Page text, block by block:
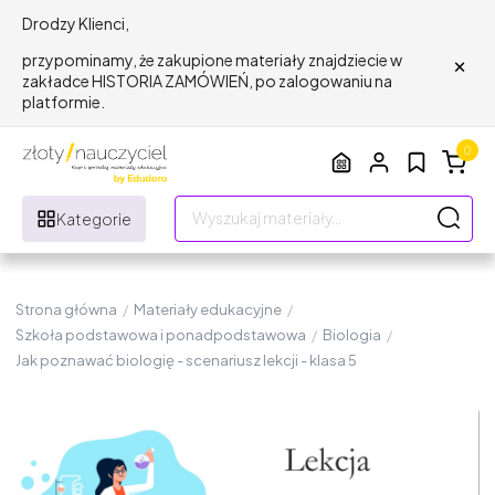
Drodzy Klienci,
przypominamy, że zakupione materiały znajdziecie w
zakładce HISTORIA ZAMÓWIEŃ, po zalogowaniu na
platformie.
×
Kategorie
0
Strona główna / Materiały edukacyjne /
Szkoła podstawowa i ponadpodstawowa / Biologia /
Jak poznawać biologię - scenariusz lekcji - klasa 5